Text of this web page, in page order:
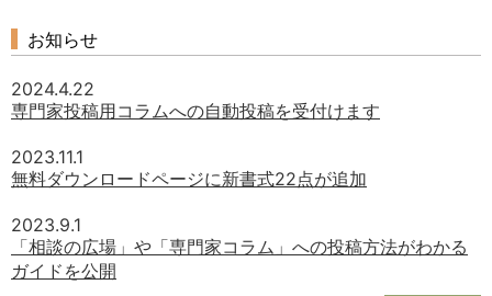
お知らせ
2024.4.22
専門家投稿用コラムへの自動投稿を受付けます
2023.11.1
無料ダウンロードページに新書式22点が追加
2023.9.1
「相談の広場」や「専門家コラム」への投稿方法がわかる
ガイドを公開